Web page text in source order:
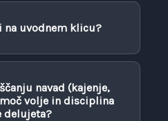
na uvodnem klicu?
navad (kajenje,
volje in disciplina
delujeta?